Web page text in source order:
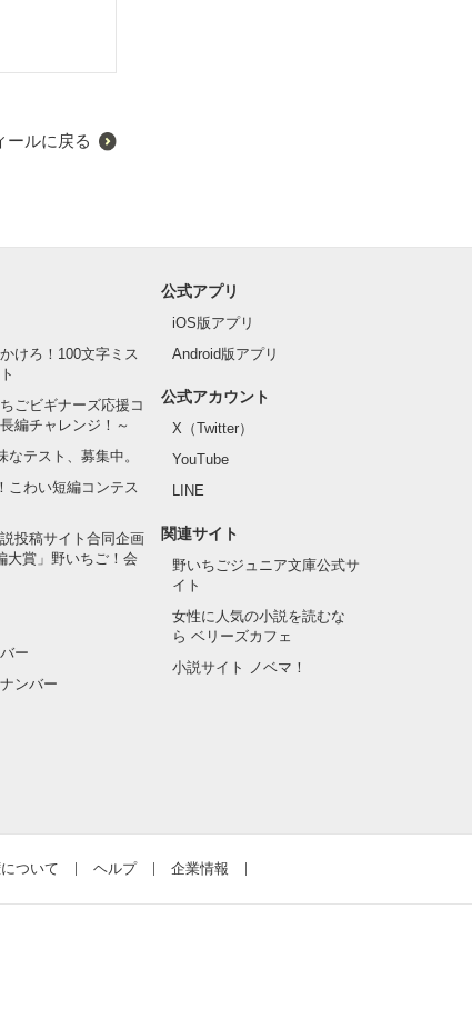
ールに戻る
けろ！100文字ミス
ごビギナーズ応援コ
編チャレンジ！～
なテスト、募集中。
こわい短編コンテス
投稿サイト合同企画
大賞」野いちご！会
ー
ンバー
公式アプリ
iOS版アプリ
Android版アプリ
公式アカウント
X（Twitter）
YouTube
LINE
関連サイト
野いちごジュニア文庫公式サ
イト
女性に人気の小説を読むな
ら ベリーズカフェ
小説サイト ノベマ！
ついて ヘルプ 企業情報